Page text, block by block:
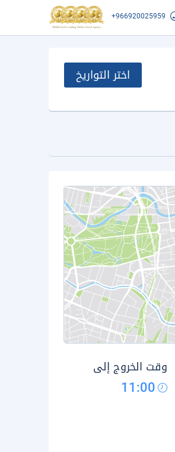
+966920025959
اختر التواريخ
وقت الخروج إلى
11:00